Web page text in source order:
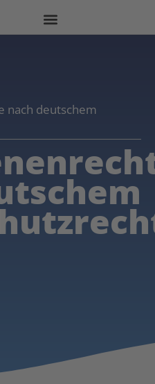
nach deutschem